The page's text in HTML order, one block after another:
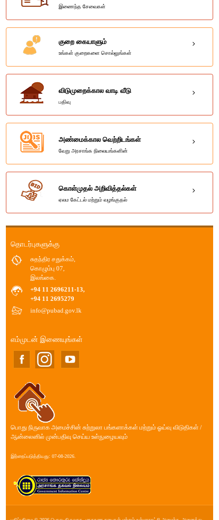
இணைந்த சேவைகள்
குறை கையாளும்
உங்கள் குறைகளை சொல்லுங்கள்
விடுமுறைக்கால வாடி வீடு
பதிவு
அண்மைக்கால வெற்றிடங்கள்
வேறு அரசாங்க நிலையங்களின்
கொள்முதல் அறிவித்தல்கள்
ஏலம கேட்டல் மற்றும் வழங்குதல்
தொடர்புகளுக்கு
சுதந்திர சதுக்கம்,
கொழும்பு 07,
இலங்கை.
+94 11 2696211-13,
+94 11 2695279
info@pubad.gov.lk
எம்முடன் இணையுங்கள்
பொது நிருவாக அமைச்சின் சுற்றுலா பங்களாக்கள் மற்றும் ஓய்வு விடுதிகள் /
ஆன்லைனில் முன்பதிவு செய்ய உள்நுழையவும்
இற்றைப்படுத்தியது: 07-08-2026.